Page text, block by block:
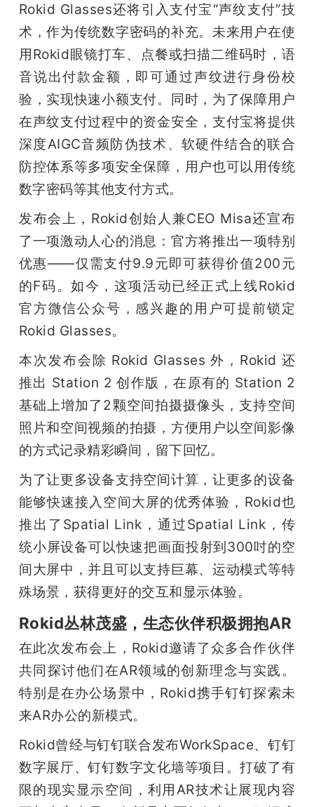
Rokid Glasses还将引入支付宝“声纹支付”技
术，作为传统数字密码的补充。未来用户在使
用Rokid眼镜打车、点餐或扫描二维码时，语
音说出付款金额，即可通过声纹进行身份校
验，实现快速小额支付。同时，为了保障用户
在声纹支付过程中的资金安全，支付宝将提供
深度AIGC音频防伪技术、软硬件结合的联合
防控体系等多项安全保障，用户也可以用传统
数字密码等其他支付方式。
发布会上，Rokid创始人兼CEO Misa还宣布
了一项激动人心的消息：官方将推出一项特别
优惠——仅需支付9.9元即可获得价值200元
的F码。如今，这项活动已经正式上线Rokid
官方微信公众号，感兴趣的用户可提前锁定
Rokid Glasses。
本次发布会除 Rokid Glasses 外，Rokid 还
推出 Station 2 创作版，在原有的 Station 2
基础上增加了2颗空间拍摄摄像头，支持空间
照片和空间视频的拍摄，方便用户以空间影像
的方式记录精彩瞬间，留下回忆。
为了让更多设备支持空间计算，让更多的设备
能够快速接入空间大屏的优秀体验，Rokid也
推出了Spatial Link，通过Spatial Link，传
统小屏设备可以快速把画面投射到300吋的空
间大屏中，并且可以支持巨幕、运动模式等特
殊场景，获得更好的交互和显示体验。
Rokid丛林茂盛，生态伙伴积极拥抱AR
在此次发布会上，Rokid邀请了众多合作伙伴
共同探讨他们在AR领域的创新理念与实践。
特别是在办公场景中，Rokid携手钉钉探索未
来AR办公的新模式。
Rokid曾经与钉钉联合发布WorkSpace、钉钉
数字展厅、钉钉数字文化墙等项目。打破了有
限的现实显示空间，利用AR技术让展现内容